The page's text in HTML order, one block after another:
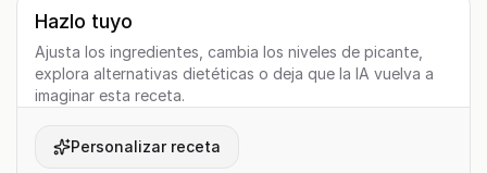
Hazlo tuyo
Ajusta los ingredientes, cambia los niveles de picante,
explora alternativas dietéticas o deja que la IA vuelva a
imaginar esta receta.
Personalizar receta